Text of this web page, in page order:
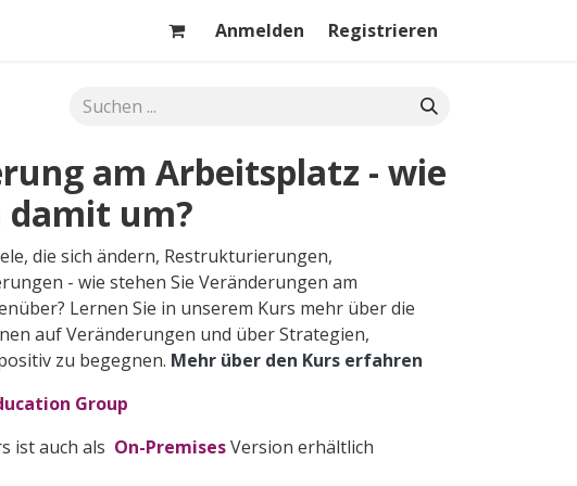
Anmelden Registrieren
am Arbeitsplatz - wie
damit um?
die sich ändern, Restrukturierungen,
- wie stehen Sie Veränderungen am
Lernen Sie in unserem Kurs mehr über die
auf Veränderungen und über Strategien,
zu begegnen. Mehr über den Kurs er​fahren
Group
ist auch als On-PremisesVersion erhältlich